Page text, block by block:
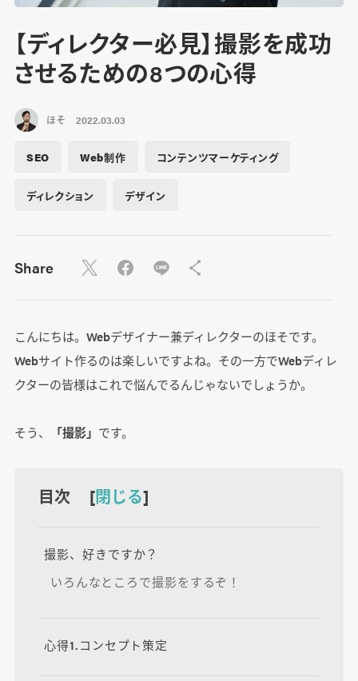
【ディレクター必見】撮影を成功
させるための8つの心得
ほそ 2022.03.03
SEO Web制作 コンテンツマーケティング
ディレクション デザイン
Share
こんにちは。Webデザイナー兼ディレクターのほそです。
Webサイト作るのは楽しいですよね。その一方でWebディレ
クターの皆様はこれで悩んでるんじゃないでしょうか。
そう、 「撮影」 です。
目次 [閉じる]
撮影、好きですか？
いろんなところで撮影をするぞ！
心得1.コンセプト策定